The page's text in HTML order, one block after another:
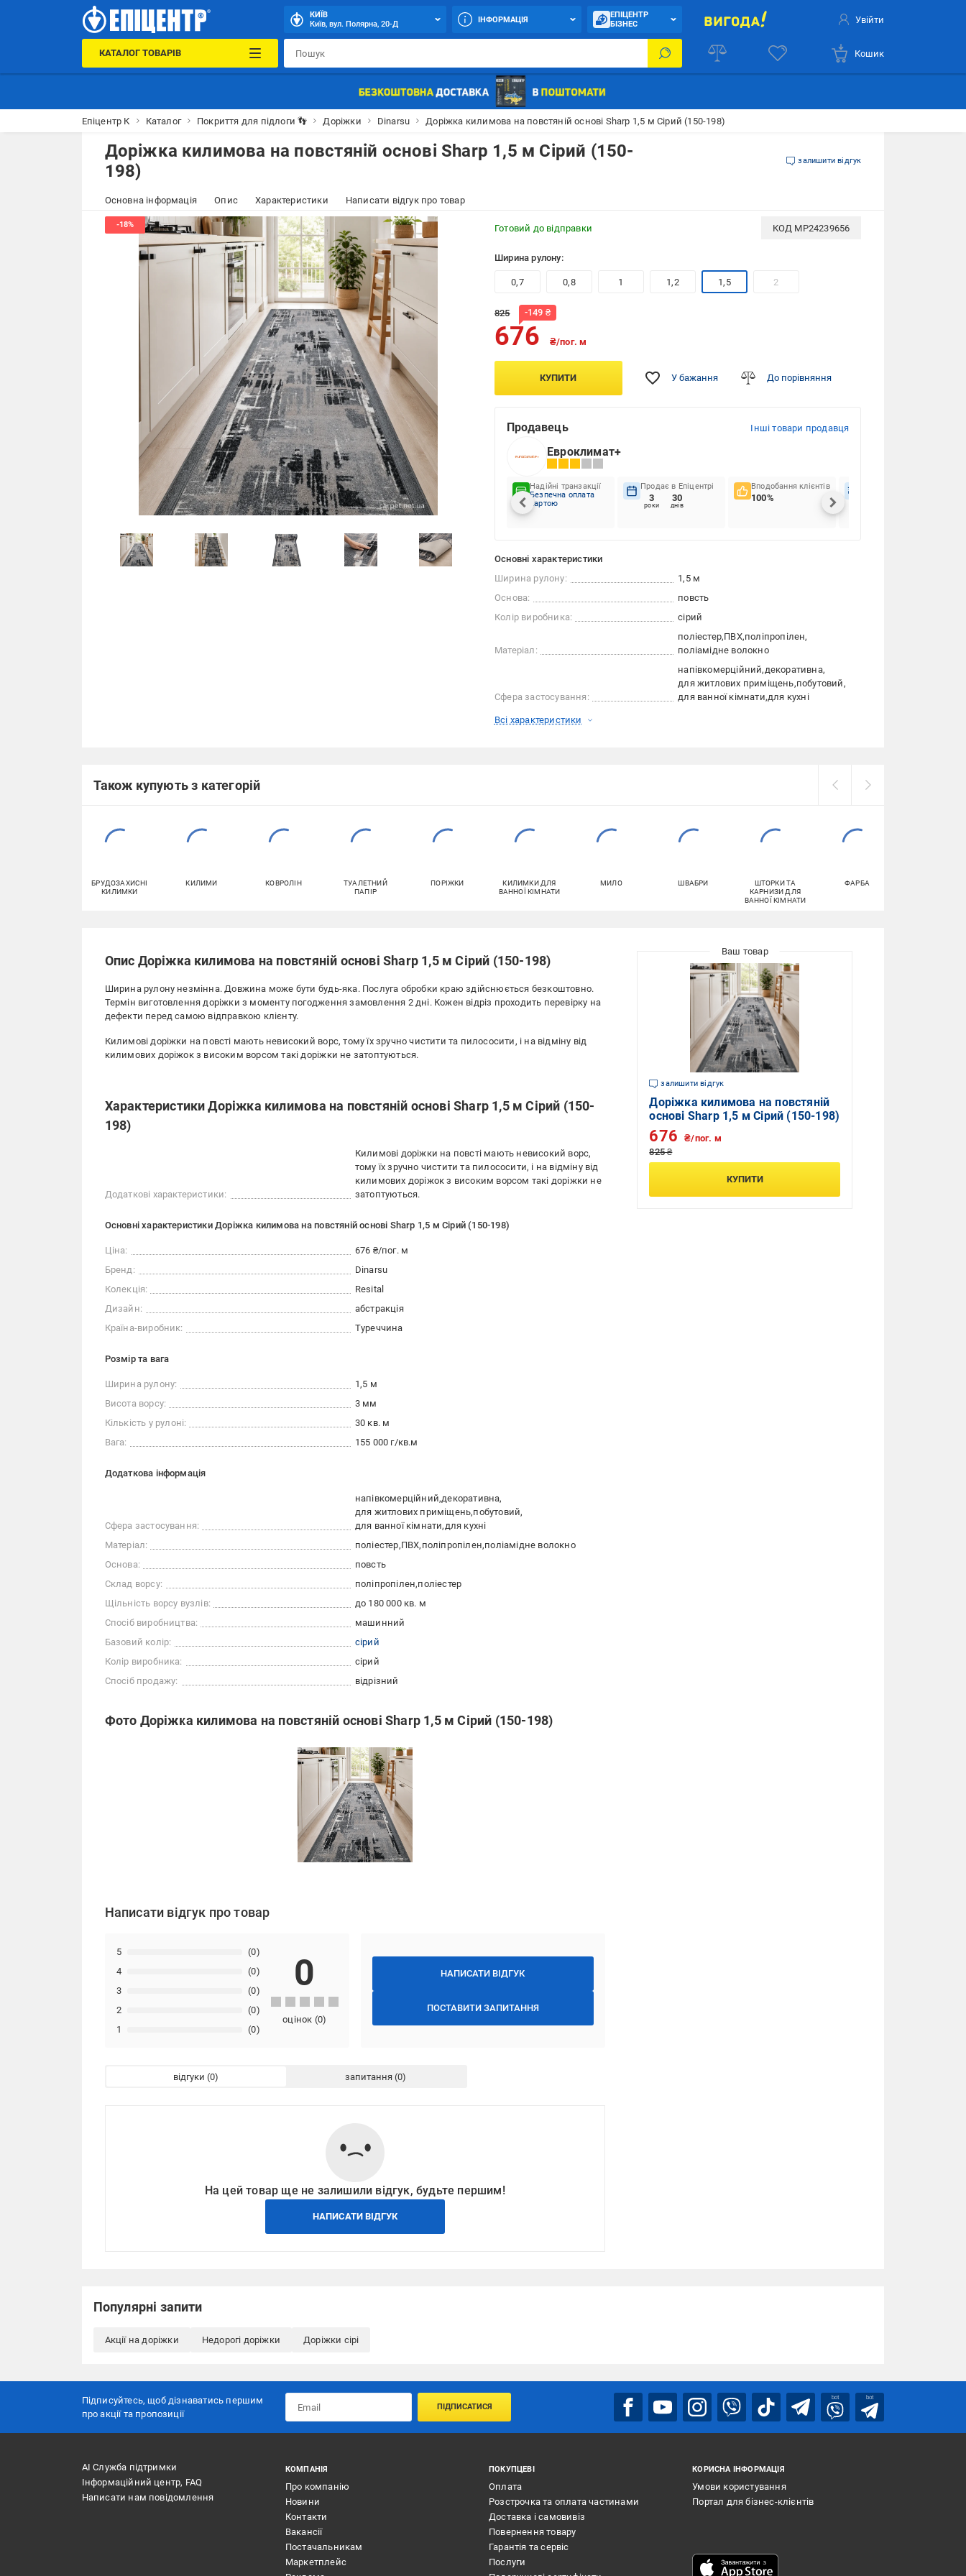
КИЇВ
Київ, вул. Полярна, 20-Д
ІНФОРМАЦІЯ
ЕПІЦЕНТР
БІЗНЕС
Увійти
КАТАЛОГ ТОВАРІВ Кошик
Епіцентр К Каталог Покриття для підлоги 👣 Доріжки Dinarsu Доріжка килимова на повстяній основі Sharp 1,5 м Сірий (150-198)
Доріжка килимова на повстяній основі Sharp 1,5 м Сірий (150-
198)
залишити відгук
Основна інформація Опис Характеристики Написати відгук про товар
Готовий до відправки КОД MP24239656
Ширина рулону:
0,7 0,8 1 1,2 1,5 2
825 -149 ₴
676 ₴/пог. м
КУПИТИ У бажання До порівняння
Продавець Інші товари продавця
Евроклимат+
Надійні транзакції
Безпечна оплата
картою
Продає в Епіцентрі
3
роки
30
днів
Вподобання клієнтів
100%
Основні характеристики
Ширина рулону:
1,5 м
Основа:
повсть
Колір виробника:
сірий
Матеріал:
поліестер ПВХ поліпропілен
поліамідне волокно
Сфера застосування:
напівкомерційний декоративна
для житлових приміщень побутовий
для ванної кімнати для кухні
Всі характеристики
Також купують з категорій
БРУДОЗАХИСНІ
КИЛИМКИ
КИЛИМИ КОВРОЛІН
ТУАЛЕТНИЙ
ПАПІР
ПОРІЖКИ
КИЛИМКИ ДЛЯ
ВАННОЇ КІМНАТИ
МИЛО ШВАБРИ
ШТОРКИ ТА
КАРНИЗИ ДЛЯ
ВАННОЇ КІМНАТИ
ФАРБА
Опис Доріжка килимова на повстяній основі Sharp 1,5 м Сірий (150-198)
Ширина рулону незмінна. Довжина може бути будь-яка. Послуга обробки краю здійснюється безкоштовно.
Термін виготовлення доріжки з моменту погодження замовлення 2 дні. Кожен відріз проходить перевірку на
дефекти перед самою відправкою клієнту.
Килимові доріжки на повсті мають невисокий ворс, тому їх зручно чистити та пилососити, і на відміну від
килимових доріжок з високим ворсом такі доріжки не затоптуються.
Характеристики Доріжка килимова на повстяній основі Sharp 1,5 м Сірий (150-
198)
Додаткові характеристики:
Килимові доріжки на повсті мають невисокий ворс,
тому їх зручно чистити та пилососити, і на відміну від
килимових доріжок з високим ворсом такі доріжки не
затоптуються.
Основні характеристики Доріжка килимова на повстяній основі Sharp 1,5 м Сірий (150-198)
Ціна:
676 ₴/пог. м
Бренд:
Dinarsu
Колекція:
Resital
Дизайн:
абстракція
Країна-виробник:
Туреччина
Розмір та вага
Ширина рулону:
1,5 м
Висота ворсу:
3 мм
Кількість у рулоні:
30 кв. м
Вага:
155 000 г/кв.м
Додаткова інформація
Сфера застосування:
напівкомерційний декоративна
для житлових приміщень побутовий
для ванної кімнати для кухні
Матеріал:
поліестер ПВХ поліпропілен поліамідне волокно
Основа:
повсть
Склад ворсу:
поліпропілен поліестер
Щільність ворсу вузлів:
до 180 000 кв. м
Спосіб виробництва:
машинний
Базовий колір:
сірий
Колір виробника:
сірий
Спосіб продажу:
відрізний
Фото Доріжка килимова на повстяній основі Sharp 1,5 м Сірий (150-198)
Написати відгук про товар
НАПИСАТИ ВІДГУК
ПОСТАВИТИ ЗАПИТАННЯ
1 (0)
2 (0)
3 (0)
4 (0)
5 (0)
0
оцінок (0)
відгуки запитання
На цей товар ще не залишили відгук, будьте першим!
НАПИСАТИ ВІДГУК
залишити відгук
Доріжка килимова на повстяній
основі Sharp 1,5 м Сірий (150-198)
825 ₴
676 ₴/пог. м
КУПИТИ
Популярні запити
Акції на доріжки Недорогі доріжки Доріжки сірі
Підписуйтесь, щоб дізнаватись першим
про акції та пропозиції
ПІДПИСАТИСЯ
bot bot
АІ Служба підтримки
Інформаційний центр, FAQ
Написати нам повідомлення
КОМПАНІЯ
Про компанію
Новини
Контакти
Вакансії
Постачальникам
Маркетплейс
ПОКУПЦЕВІ
Оплата
Розстрочка та оплата частинами
Доставка і самовивіз
Повернення товару
Гарантія та сервіс
Послуги
КОРИСНА ІНФОРМАЦІЯ
Умови користування
Портал для бізнес-клієнтів